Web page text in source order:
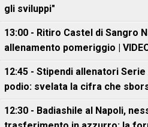
gli sviluppi"
13:00 - Ritiro Castel di Sangro
allenamento pomeriggio |
12:45 - Stipendi allenatori
podio: svelata la cifra che
12:30 - Badiashile al Napoli,